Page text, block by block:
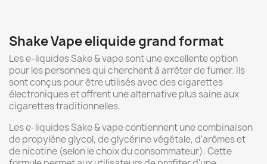
Shake Vape eliquide grand format
Les e-liquides Sake & vape sont une excellente option
pour les personnes qui cherchent à arrêter de fumer. Ils
sont conçus pour être utilisés avec des cigarettes
électroniques et offrent une alternative plus saine aux
cigarettes traditionnelles.
Les e-liquides Sake & vape contiennent une combinaison
de propylène glycol, de glycérine végétale, d'arômes et
de nicotine (selon le choix du consommateur). Cette